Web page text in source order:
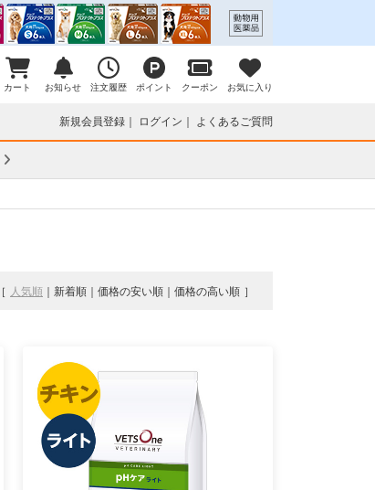
カート お知らせ 注文履歴 ポイント クーポン お気に入り
新規会員登録 ログイン よくあるご質問
人気順 新着順 価格の安い順 価格の高い順